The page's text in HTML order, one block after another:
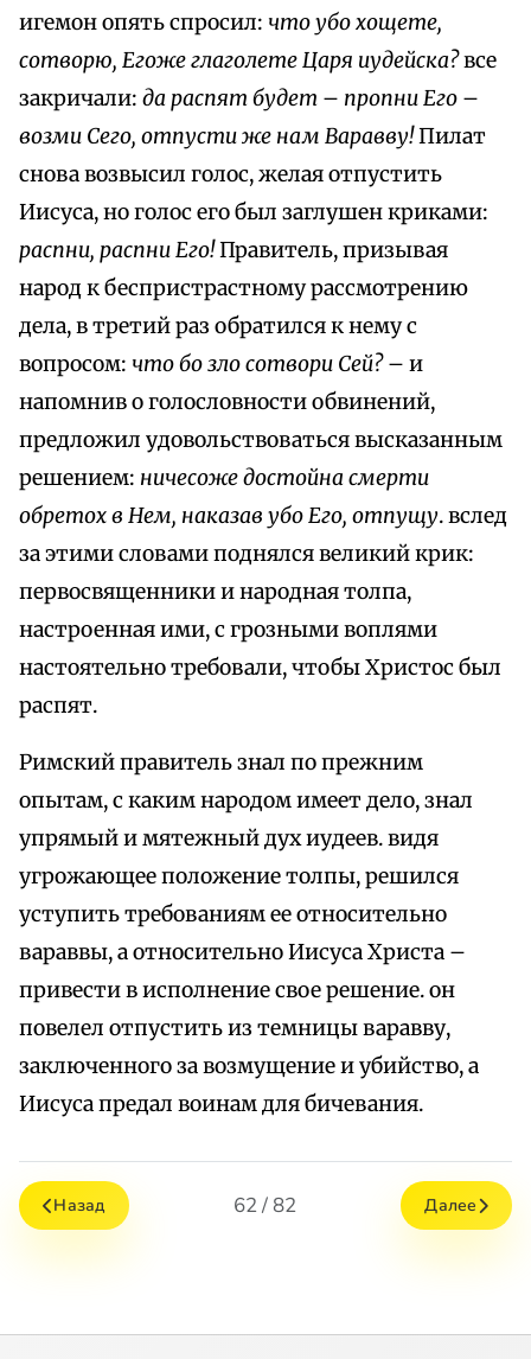
игемон опять спросил: что убо хощете,
сотворю, Егоже глаголете Царя иудейска?все
закричали: да распят будет – пропни Его –
возми Сего, отпусти же нам Варавву!Пилат
снова возвысил голос, желая отпустить
Иисуса, но голос его был заглушен криками:
распни, распни Его!Правитель, призывая
народ к беспристрастному рассмотрению
дела, в третий раз обратился к нему с
вопросом: что бо зло сотвори Сей?– и
напомнив о голословности обвинений,
предложил удовольствоваться высказанным
решением: ничесоже достойна смерти
обретох в Нем, наказав убо Его, отпущу. вслед
за этими словами поднялся великий крик:
первосвященники и народная толпа,
настроенная ими, с грозными воплями
настоятельно требовали, чтобы Христос был
распят.
Римский правитель знал по прежним
опытам, с каким народом имеет дело, знал
упрямый и мятежный дух иудеев. видя
угрожающее положение толпы, решился
уступить требованиям ее относительно
вараввы, а относительно Иисуса Христа –
привести в исполнение свое решение. он
повелел отпустить из темницы варавву,
заключенного за возмущение и убийство, а
Иисуса предал воинам для бичевания.
Назад 62 / 82 Далее